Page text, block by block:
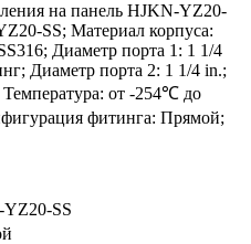
на панель HJKN-YZ20-
SS; Материал корпуса:
Диаметр порта 1: 1 1/4
Диаметр порта 2: 1 1/4 in.;
от -254℃ до
фитинга: Прямой;
SS